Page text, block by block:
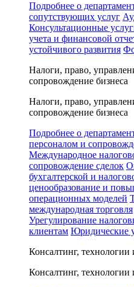
Подробнее о
сопутствующих услуг
Консультационные
учета и финансовой
устойчивого развития
Налоги, право,
сопровождение бизнеса
Налоги, право,
сопровождение бизнеса
Подробнее о
персоналом и
Международное
сопровождение сделок
бухгалтерской и
ценообразование и
операционных моделей
международная торговля
Урегулирование
клиентам Юридические
Консалтинг, технологии
Консалтинг, технологии